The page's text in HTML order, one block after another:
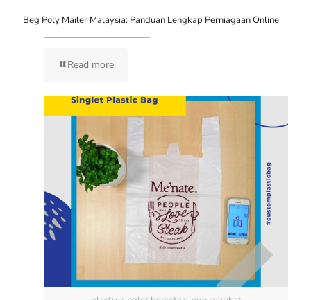
Beg Poly Mailer Malaysia: Panduan Lengkap Perniagaan Online
Read more